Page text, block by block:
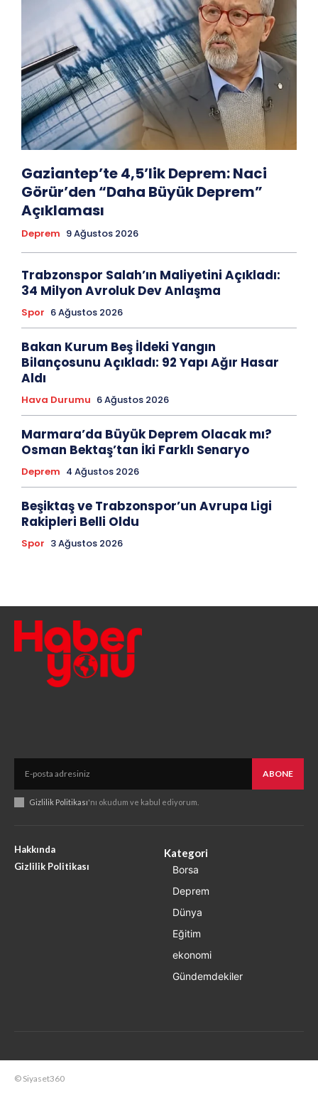
Gaziantep’te 4,5’lik Deprem: Naci
Görür’den “Daha Büyük Deprem”
Açıklaması
Deprem 9 Ağustos 2026
Trabzonspor Salah’ın Maliyetini Açıkladı:
34 Milyon Avroluk Dev Anlaşma
Spor 6 Ağustos 2026
Bakan Kurum Beş İldeki Yangın
Bilançosunu Açıkladı: 92 Yapı Ağır Hasar
Aldı
Hava Durumu 6 Ağustos 2026
Marmara’da Büyük Deprem Olacak mı?
Osman Bektaş’tan İki Farklı Senaryo
Deprem 4 Ağustos 2026
Beşiktaş ve Trabzonspor’un Avrupa Ligi
Rakipleri Belli Oldu
Spor 3 Ağustos 2026
ABONE
Gizlilik Politikası'nı okudum ve kabul ediyorum.
Hakkında
Gizlilik Politikası
Kategori
Borsa
Deprem
Dünya
Eğitim
ekonomi
Gündemdekiler
© Siyaset360